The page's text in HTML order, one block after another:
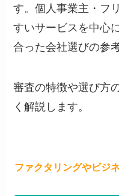
す。個人事業主・フ
すいサービスを中心
合った会社選びの参
審査の特徴や選び方
く解説します。
ファクタリングやビジ